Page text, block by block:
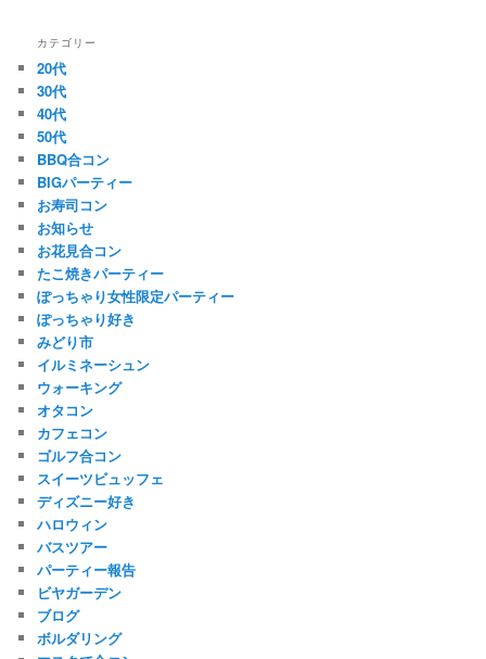
カテゴリー
20代
30代
40代
50代
BBQ合コン
BIGパーティー
お寿司コン
お知らせ
お花見合コン
たこ焼きパーティー
ぽっちゃり女性限定パーティー
ぽっちゃり好き
みどり市
イルミネーシュン
ウォーキング
オタコン
カフェコン
ゴルフ合コン
スイーツビュッフェ
ディズニー好き
ハロウィン
バスツアー
パーティー報告
ビヤガーデン
ブログ
ボルダリング